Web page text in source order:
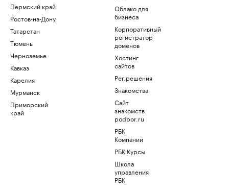
Пермский край
Ростов-на-Дону
Татарстан
Тюмень
Черноземье
Кавказ
Карелия
Мурманск
Приморский
край
Облако для
бизнеса
Корпоративный
регистратор
доменов
Хостинг
сайтов
Рег.решения
Знакомства
Сайт
знакомств
podbor.ru
РБК
Компании
РБК Курсы
Школа
управления
РБК